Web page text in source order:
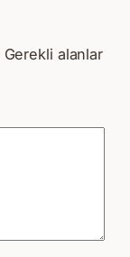
Gerekli alanlar